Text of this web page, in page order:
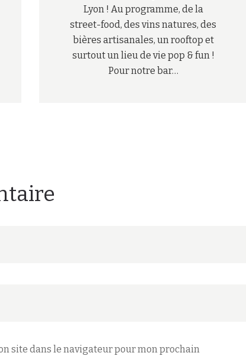
Lyon ! Au programme, de la
street-food, des vins natures, des
bières artisanales, un rooftop et
surtout un lieu de vie pop & fun !
Pour notre bar…
site dans le navigateur pour mon prochain